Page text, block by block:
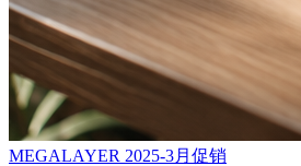
MEGALAYER 2025-3月促销